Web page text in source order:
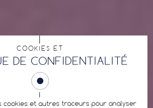
COOKIES ET
DE CONFIDENTIALITÉ
cookies et autres traceurs pour analyser